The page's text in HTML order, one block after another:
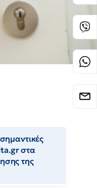
στα
της